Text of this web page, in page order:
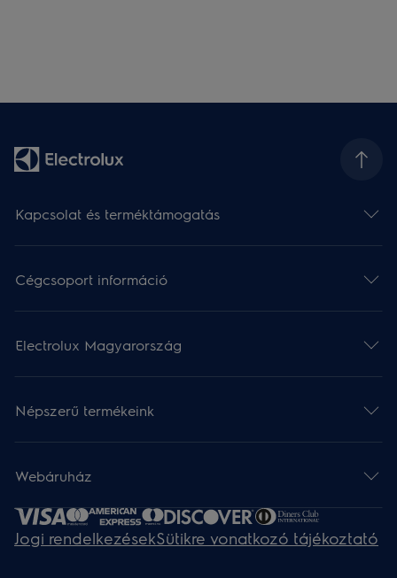
Kapcsolat és terméktámogatás
Cégcsoport információ
Electrolux Magyarország
Népszerű termékeink
Webáruház​
Jogi rendelkezésekSütikre vonatkozó tájékoztató